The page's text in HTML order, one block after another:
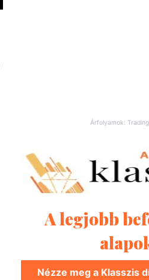
Árfolyamok:
A legjobb
Nézze meg a Klasszis